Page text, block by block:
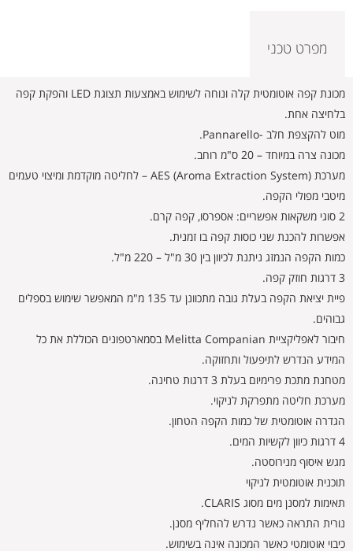
מפרט טכני
מכונת קפה אוטומטית קלה ונוחה לשימוש באמצעות תצוגת LED והפקת קפה
בלחיצה אחת.
מוט להקצפת חלב -Pannarello.
מכונה צרה במיוחד – 20 ס"מ רוחב.
מערכת AES (Aroma Extraction System) – לחליטה מוקדמת ומיצוי טעמים
מיטבי מפולי הקפה.
2 סוגי משקאות אפשריים: אספרסו, קפה קרם.
אפשרות להכנת שני כוסות קפה בו זמנית.
כמות הקפה הנמזג ניתנת לכיוון בין 30 מ"ל – 220 מ"ל.
3 דרגות חוזק קפה.
פיית יציאת הקפה בעלת גובה מתכוונן עד 135 מ"מ המאפשר שימוש בספלים
גבוהים.
חיבור לאפליקציית Melitta Companian בסמארטפונים הכוללת את כל
המידע הנדרש לתיפעול ותחזוקה.
מטחנת מתכת פרימיום בעלת 3 דרגות טחינה.
מערכת חליטה מתפרקת לניקוי.
הגדרה אוטומטית של כמות הקפה הטחון.
4 דרגות כיוון לקשיות המים.
מגש איסוף מנירוסטה.
תוכנית אוטומטית לניקוי
תאימות למסנן מים מסוג CLARIS.
נורית התראה כאשר נדרש להחליף מסנן.
כיבוי אוטומטי כאשר המכונה אינה בשימוש.